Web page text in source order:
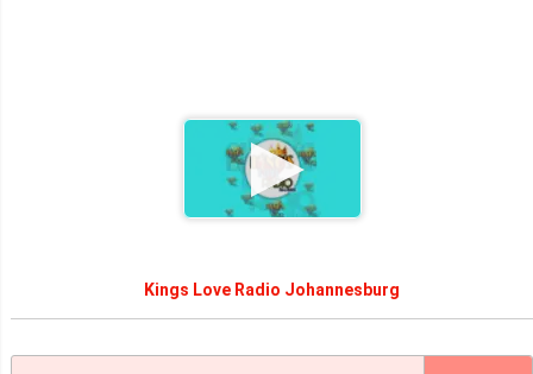
Kings Love Radio Johannesburg